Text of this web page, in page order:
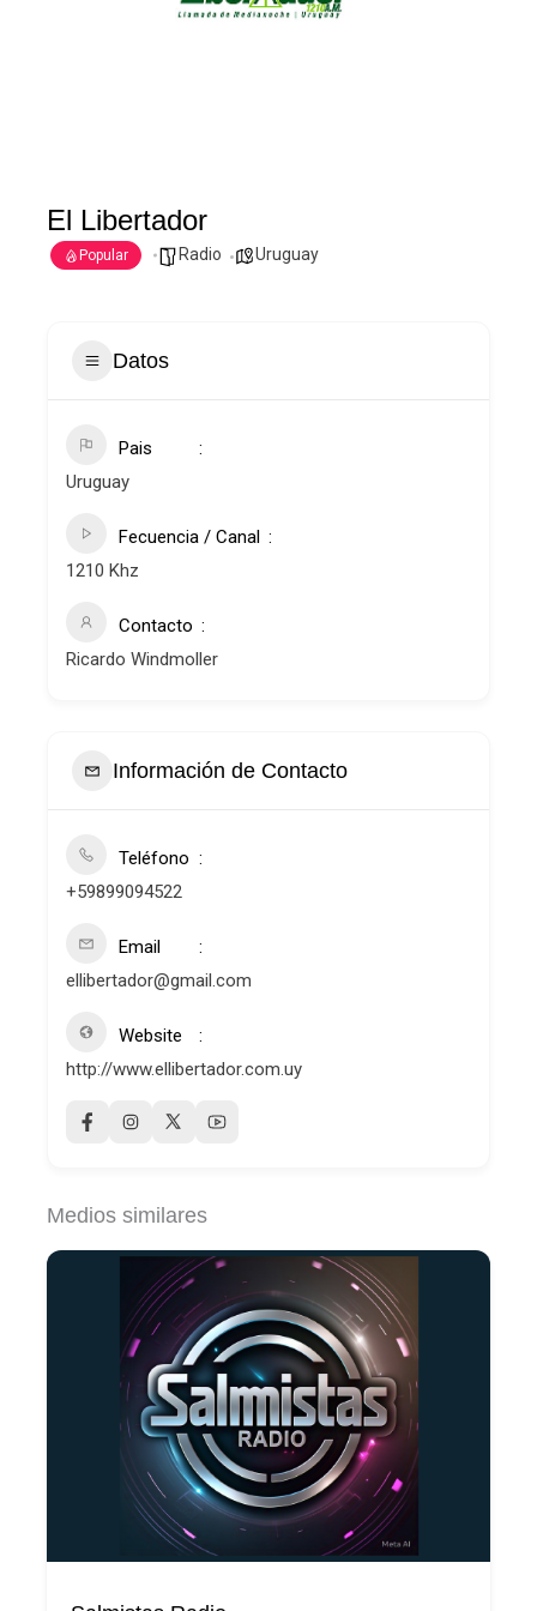
El Libertador
Popular Radio Uruguay
Datos
Pais
Uruguay
Fecuencia / Canal
1210 Khz
Contacto
Ricardo Windmoller
Información de Contacto
Teléfono
+59899094522
Email
ellibertador@gmail.com
Website
http://www.ellibertador.com.uy
Medios similares